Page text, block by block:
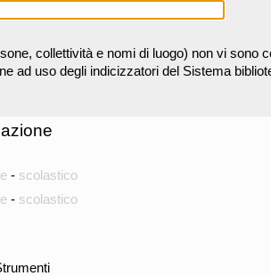
collettività e nomi di luogo) non vi sono
ad uso degli indicizzatori del Sistema
- scolastico
- scolastico